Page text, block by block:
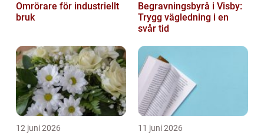
Omrörare för industriellt
bruk
Begravningsbyrå i Visby:
Trygg vägledning i en
svår tid
12 juni 2026 11 juni 2026